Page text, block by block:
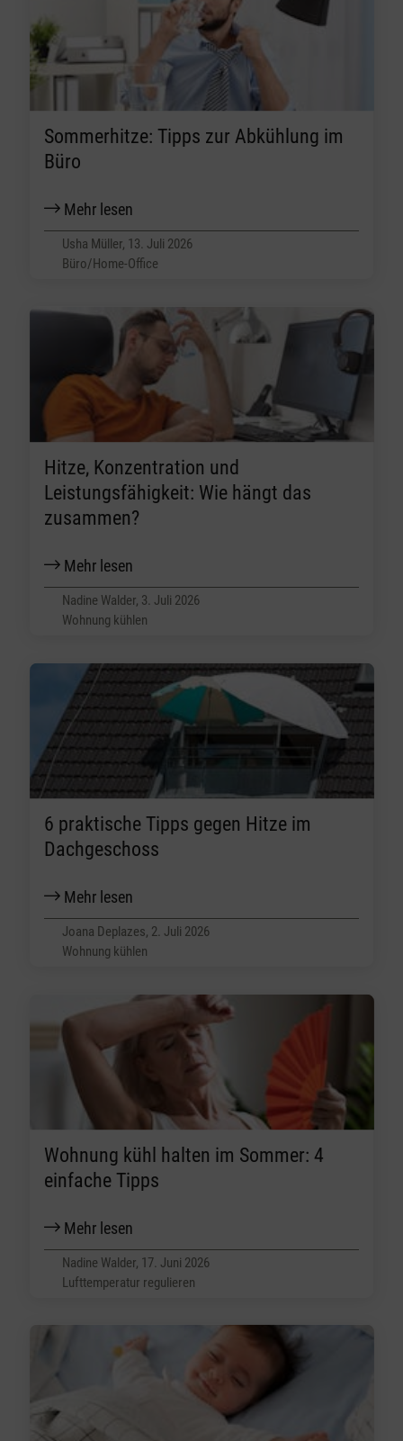
Sommerhitze: Tipps zur Abkühlung im
Büro
Mehr lesen
Usha Müller, 13. Juli 2026
Büro/Home-Office
Hitze, Konzentration und
Leistungsfähigkeit: Wie hängt das
zusammen?
Mehr lesen
Nadine Walder, 3. Juli 2026
Wohnung kühlen
6 praktische Tipps gegen Hitze im
Dachgeschoss
Mehr lesen
Joana Deplazes, 2. Juli 2026
Wohnung kühlen
Wohnung kühl halten im Sommer: 4
einfache Tipps
Mehr lesen
Nadine Walder, 17. Juni 2026
Lufttemperatur regulieren